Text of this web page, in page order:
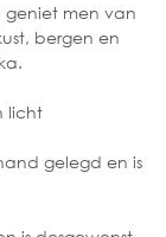
geniet men van
bergen en
licht
gelegd en is